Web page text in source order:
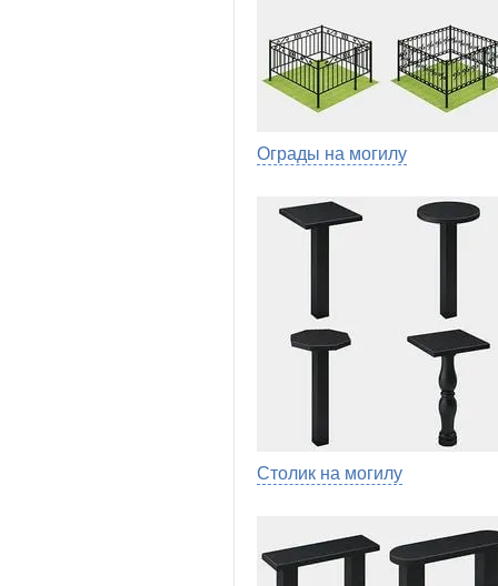
Ограды на могилу
Столик на могилу